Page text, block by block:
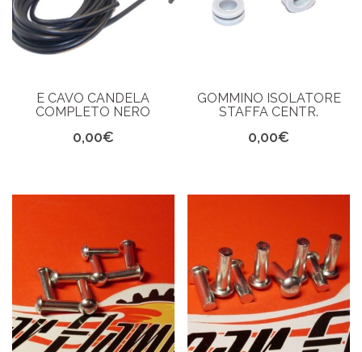
E CAVO CANDELA
COMPLETO NERO
0,00€
GOMMINO ISOLATORE
STAFFA CENTR.
0,00€